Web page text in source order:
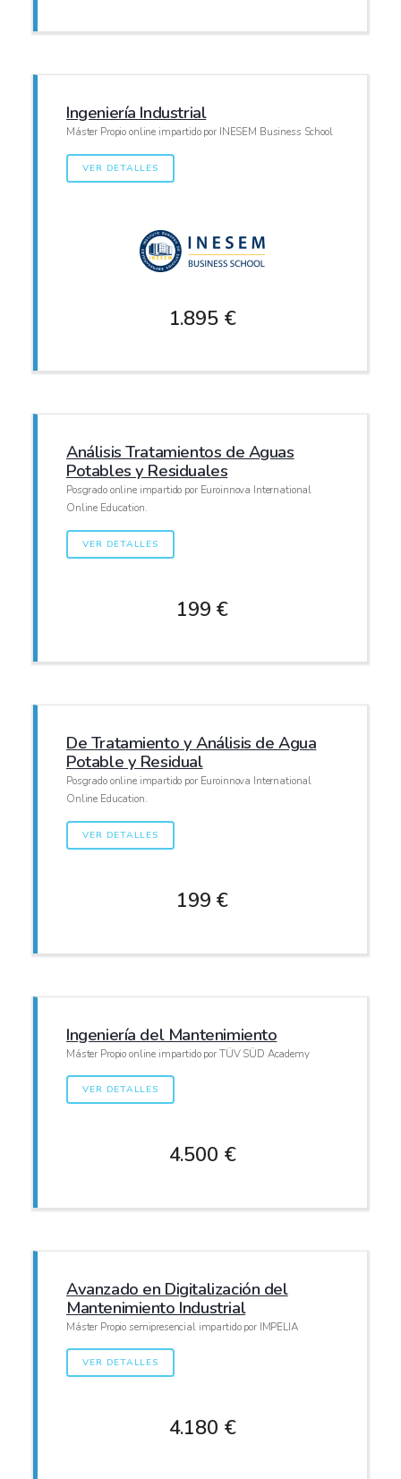
Ingeniería Industrial
Máster Propio online impartido por INESEM Business School
VER DETALLES
1.895 €
Análisis Tratamientos de Aguas
Potables y Residuales
Posgrado online impartido por Euroinnova International
Online Education.
VER DETALLES
199 €
De Tratamiento y Análisis de Agua
Potable y Residual
Posgrado online impartido por Euroinnova International
Online Education.
VER DETALLES
199 €
Ingeniería del Mantenimiento
Máster Propio online impartido por TÜV SÜD Academy
VER DETALLES
4.500 €
Avanzado en Digitalización del
Mantenimiento Industrial
Máster Propio semipresencial impartido por IMPELIA
VER DETALLES
4.180 €